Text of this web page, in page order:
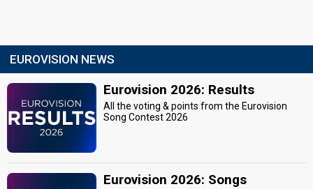
EUROVISION NEWS
Eurovision 2026: Results
All the voting & points from the Eurovision
Song Contest 2026
Eurovision 2026: Songs